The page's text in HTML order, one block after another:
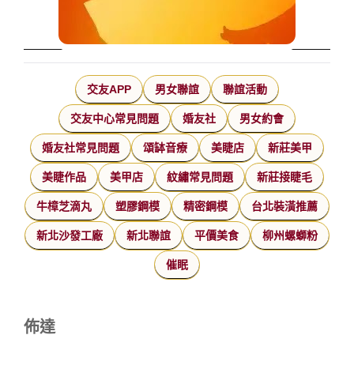
交友APP 男女聯誼 聯誼活動
交友中心常見問題 婚友社 男女約會
婚友社常見問題 頌缽音療 美睫店 新莊美甲
美睫作品 美甲店 紋繡常見問題 新莊接睫毛
牛樟芝滴丸 塑膠鋼模 精密鋼模 台北裝潢推薦
新北沙發工廠 新北聯誼 平價美食 柳州螺螄粉
催眠
佈達